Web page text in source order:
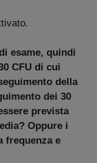
esame, quindi
CFU di cui
della
dei 30
prevista
Oppure i
frequenza e